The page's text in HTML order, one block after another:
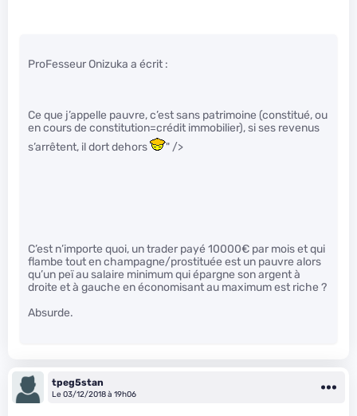
ProFesseur Onizuka a écrit :
Ce que j’appelle pauvre, c’est sans patrimoine (constitué, ou
en cours de constitution=crédit immobilier), si ses revenus
s’arrêtent, il dort dehors
" />
C’est n’importe quoi, un trader payé 10000€ par mois et qui
flambe tout en champagne/prostituée est un pauvre alors
qu’un peï au salaire minimum qui épargne son argent à
droite et à gauche en économisant au maximum est riche ?
Absurde.
tpeg5stan
Le 03/12/2018 à 19h06